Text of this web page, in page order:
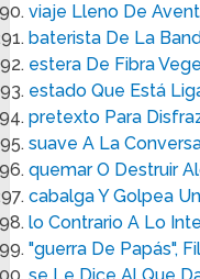
viaje Lleno De
baterista De La
estera De Fibra
estado Que Está
pretexto Para
suave A La
quemar O Destruir
cabalga Y Golpea
lo Contrario A Lo
"guerra De Papás",